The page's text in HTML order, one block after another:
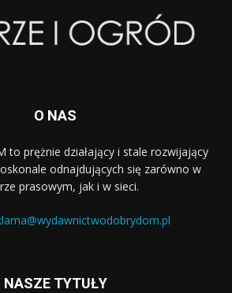
O NAS
to prężnie działający i stale rozwijający
odnajdujących się zarówno w
prasowym, jak i w sieci.
NASZE TYTUŁY